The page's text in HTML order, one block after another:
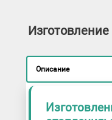
Описание